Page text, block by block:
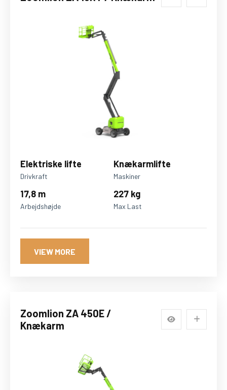
Elektriske lifte
Drivkraft
Knækarmlifte
Maskiner
17,8 m
Arbejdshøjde
227 kg
Max Last
VIEW MORE
Zoomlion ZA 450E /
Knækarm